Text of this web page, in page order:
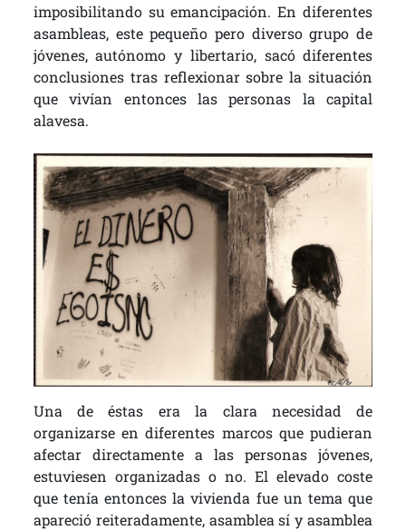
imposibilitando su emancipación. En diferentes
asambleas, este pequeño pero diverso grupo de
jóvenes, autónomo y libertario, sacó diferentes
conclusiones tras reflexionar sobre la situación
que vivían entonces las personas la capital
alavesa.
Una de éstas era la clara necesidad de
organizarse en diferentes marcos que pudieran
afectar directamente a las personas jóvenes,
estuviesen organizadas o no. El elevado coste
que tenía entonces la vivienda fue un tema que
apareció reiteradamente, asamblea sí y asamblea